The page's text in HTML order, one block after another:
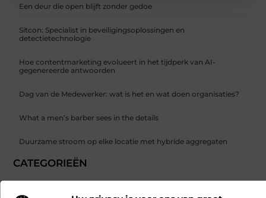
Een deur die open blijft zonder gedoe
Sitcon: Specialist in beveiligingsoplossingen en
detectietechnologie
Hoe contentmarketing evolueert in het tijdperk van AI-
gegenereerde antwoorden
Dag van de Medewerker: wat is het en wat doen organisaties?
What a men’s barber sees in the details
Duurzame stroom op elke locatie met hybride aggregaten
CATEGORIEËN